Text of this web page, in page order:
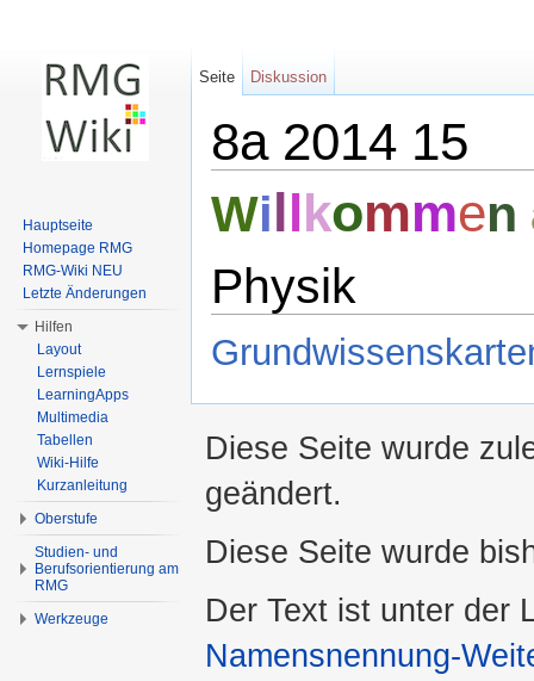
8a 2014 15
Willkommen
Physik
Seite Diskussion
Hauptseite
Homepage RMG
RMG-Wiki NEU
Letzte Änderungen
Hilfen
Layout
Lernspiele
LearningApps
Multimedia
Tabellen
Wiki-Hilfe
Kurzanleitung
Oberstufe
Studien- und
Berufsorientierung am
RMG
Werkzeuge
Diese Seite wurde
geändert.
Diese Seite wurde
Der Text ist unter der
Namensnennung-